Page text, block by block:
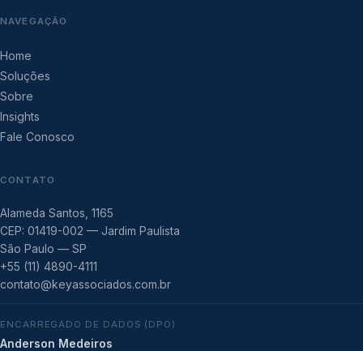
NAVEGAÇÃO
Home
Soluções
Sobre
Insights
Fale Conosco
CONTATO
Alameda Santos, 1165
CEP: 01419-002 — Jardim Paulista
São Paulo — SP
+55 (11) 4890-4111
contato@keyassociados.com.br
ENCARREGADO DE DADOS (DPO)
Anderson Medeiros